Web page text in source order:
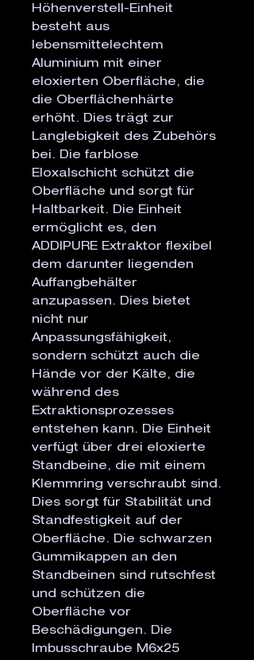
Höhenverstell-Einheit
besteht aus
lebensmittelechtem
Aluminium mit einer
eloxierten Oberfläche, die
die Oberflächenhärte
erhöht. Dies trägt zur
Langlebigkeit des Zubehörs
bei. Die farblose
Eloxalschicht schützt die
Oberfläche und sorgt für
Haltbarkeit. Die Einheit
ermöglicht es, den
ADDIPURE Extraktor flexibel
dem darunter liegenden
Auffangbehälter
anzupassen. Dies bietet
nicht nur
Anpassungsfähigkeit,
sondern schützt auch die
Hände vor der Kälte, die
während des
Extraktionsprozesses
entstehen kann. Die Einheit
verfügt über drei eloxierte
Standbeine, die mit einem
Klemmring verschraubt sind.
Dies sorgt für Stabilität und
Standfestigkeit auf der
Oberfläche. Die schwarzen
Gummikappen an den
Standbeinen sind rutschfest
und schützen die
Oberfläche vor
Beschädigungen. Die
Imbusschraube M6x25